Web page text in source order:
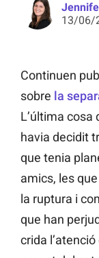
13/06/
Continuen
sobre la
L’última
havia decidit
que tenia
amics, les
la ruptura i
que han
crida